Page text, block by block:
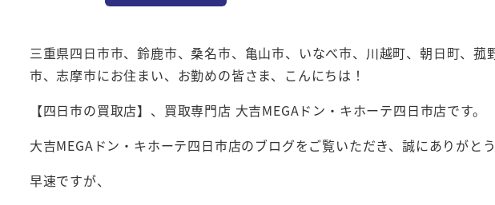
三重県四日市市、鈴鹿市、桑名市、亀山市、いなべ市、川越町、朝日町、
市、志摩市にお住まい、お勤めの皆さま、こんにちは！
【四日市の買取店】、買取専門店 大吉MEGAドン・キホーテ四日市店です。
大吉MEGAドン・キホーテ四日市店のブログをご覧いただき、誠にありがとう
早速ですが、